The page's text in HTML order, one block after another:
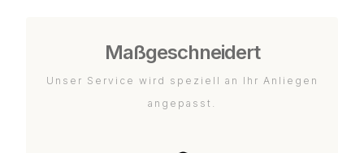
Maßgeschneidert
Unser Service wird speziell an Ihr Anliegen
angepasst.